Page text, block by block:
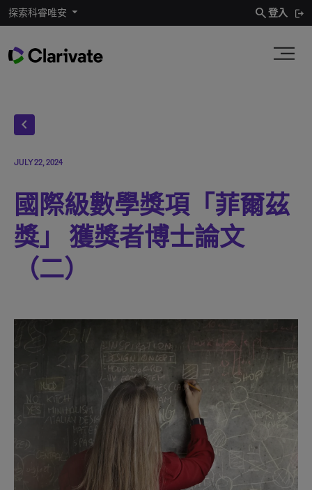
探索科睿唯安 search登入
chevron_left
JULY 22, 2024
國際級數學獎項「菲爾茲
獎」 獲獎者博士論文
（二）